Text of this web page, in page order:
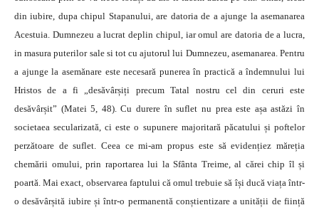
din iubire, dupa chipul Stapanului, are datoria de a ajunge la asemanarea
Acestuia. Dumnezeu a lucrat deplin chipul, iar omul are datoria de a lucra,
in masura puterilor sale si tot cu ajutorul lui Dumnezeu, asemanarea. Pentru
a ajunge la asemănare este necesară punerea în practică a îndemnului lui
Hristos de a fi „desăvârșiți precum Tatal nostru cel din ceruri este
desăvârșit” (Matei 5, 48). Cu durere în suflet nu prea este așa astăzi în
societaea secularizată, ci este o supunere majoritară păcatului și poftelor
perzătoare de suflet. Ceea ce mi-am propus este să evidențiez măreția
chemării omului, prin raportarea lui la Sfânta Treime, al cărei chip îl și
poartă. Mai exact, observarea faptului că omul trebuie să își ducă viața într-
o desăvârșită iubire și într-o permanentă conștientizare a unității de ființă